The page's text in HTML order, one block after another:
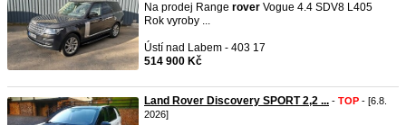
Na prodej Range rover Vogue 4.4 SDV8 L405
Rok vyroby ...
Ústí nad Labem - 403 17
514 900 Kč
Land Rover Discovery SPORT 2,2 ... - TOP - [6.8.
2026]